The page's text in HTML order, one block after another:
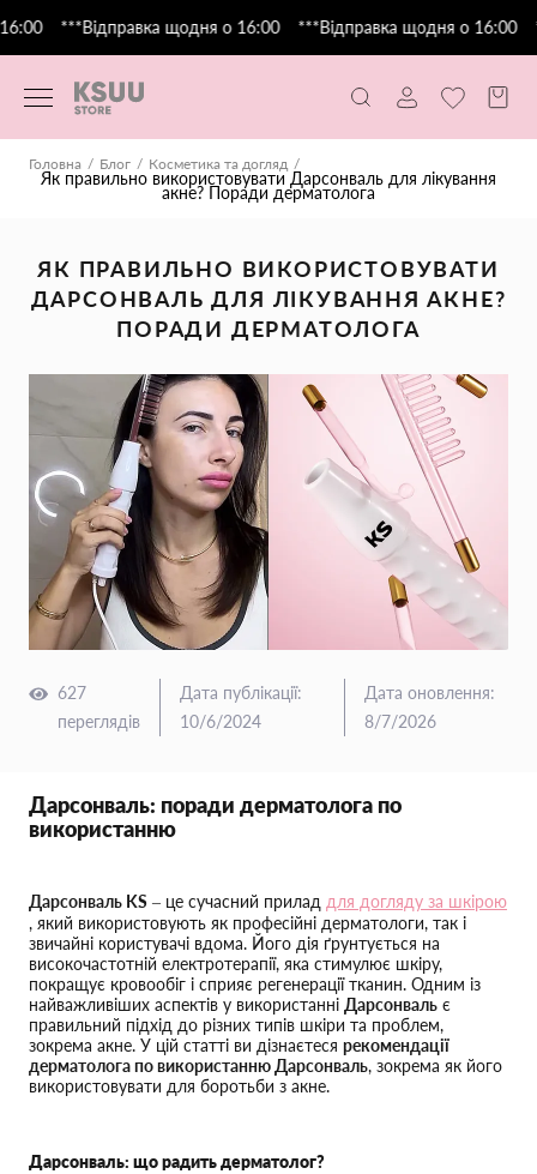
***Відправка щодня о 16:00 ***Відправка щодня о 16:00
Головна Блог Косметика та догляд
Як правильно використовувати Дарсонваль для лікування
акне? Поради дерматолога
ЯК ПРАВИЛЬНО ВИКОРИСТОВУВАТИ
ДАРСОНВАЛЬ ДЛЯ ЛІКУВАННЯ АКНЕ?
ПОРАДИ ДЕРМАТОЛОГА
627
переглядів
Дата публікації:
10/6/2024
Дата оновлення:
8/7/2026
Дарсонваль: поради дерматолога по
використанню
Дарсонваль KS – це сучасний прилад для догляду за шкірою
, який використовують як професійні дерматологи, так і
звичайні користувачі вдома. Його дія ґрунтується на
високочастотній електротерапії, яка стимулює шкіру,
покращує кровообіг і сприяє регенерації тканин. Одним із
найважливіших аспектів у використанні Дарсонваль є
правильний підхід до різних типів шкіри та проблем,
зокрема акне. У цій статті ви дізнаєтеся рекомендації
дерматолога по використанню Дарсонваль, зокрема як його
використовувати для боротьби з акне.
Дарсонваль: що радить дерматолог?